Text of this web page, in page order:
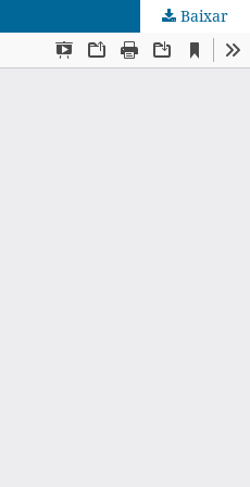
Baixar